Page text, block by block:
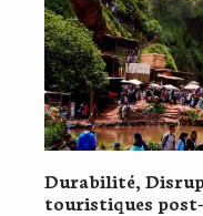
Durabilité,
touristiques